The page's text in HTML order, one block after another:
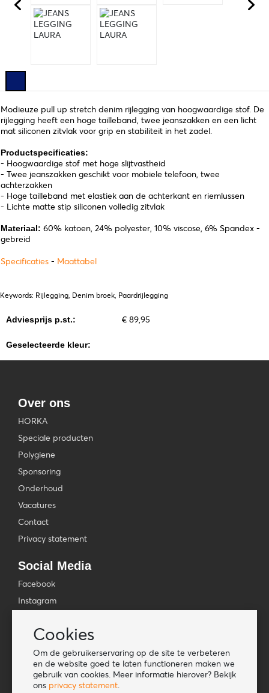
Cookies
Om de gebruikerservaring op de site te verbeteren
en de website goed te laten functioneren maken we
gebruik van cookies. Meer informatie hierover? Bekijk
ons privacy statement.
Modieuze pull up stretch denim rijlegging van hoogwaardige stof. De
rijlegging heeft een hoge tailleband, twee jeanszakken en een licht
mat siliconen zitvlak voor grip en stabiliteit in het zadel.
Productspecificaties:
- Hoogwaardige stof met hoge slijtvastheid
- Twee jeanszakken geschikt voor mobiele telefoon, twee
achterzakken
- Hoge tailleband met elastiek aan de achterkant en riemlussen
- Lichte matte stip siliconen volledig zitvlak
Materiaal: 60% katoen, 24% polyester, 10% viscose, 6% Spandex -
gebreid
Specificaties - Maattabel
Keywords: Rijlegging, Denim broek, Paardrijlegging
Adviesprijs p.st.: € 89,95
Geselecteerde kleur:
Over ons
HORKA
Speciale producten
Polygiene
Sponsoring
Onderhoud
Vacatures
Contact
Privacy statement
Social Media
Facebook
Instagram
TikTok
Tools
Lookbook